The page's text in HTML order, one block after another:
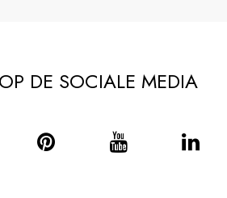
DE SOCIALE MEDIA